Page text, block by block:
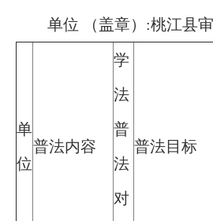
单位 （盖章）:桃江县
单
位
普法内容
学
法
普
法
对
普法目标